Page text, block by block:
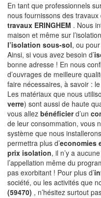
En tant que professionnels
nous fournissons des
travaux ERINGHEM . Nous
maison et même sur
l’isolation sous-sol, ou
Ainsi, si vous avez besoin d’
bonne adresse ! En nous
d’ouvrages de meilleure
faire nécessaires, à savoir :
Les matériaux que nous
verre) sont aussi de haute
vous allez bénéficierd’un
de leur consommation, vous
système que nous
permettra plus d’economies
prix isolation, il n’y a
l’appellation même du
pas exorbitant ! Pour plus d’
société, ou les activités que
(59470) , n’hésitez surtout